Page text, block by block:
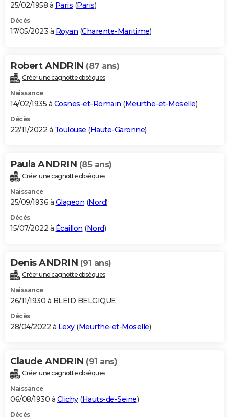
25/02/1958 à Paris (Paris)
Décès
17/05/2023 à Royan (Charente-Maritime)
Robert ANDRIN (87 ans)
Créer une cagnotte obsèques
Naissance
14/02/1935 à Cosnes-et-Romain (Meurthe-et-Moselle)
Décès
22/11/2022 à Toulouse (Haute-Garonne)
Paula ANDRIN (85 ans)
Créer une cagnotte obsèques
Naissance
25/09/1936 à Glageon (Nord)
Décès
15/07/2022 à Écaillon (Nord)
Denis ANDRIN (91 ans)
Créer une cagnotte obsèques
Naissance
26/11/1930 à BLEID BELGIQUE
Décès
28/04/2022 à Lexy(Meurthe-et-Moselle)
Claude ANDRIN (91 ans)
Créer une cagnotte obsèques
Naissance
06/08/1930 à Clichy(Hauts-de-Seine)
Décès